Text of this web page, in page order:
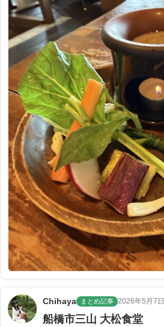
Chihaya まとめ記事 2026年5月7日
船橋市三山 大松食堂